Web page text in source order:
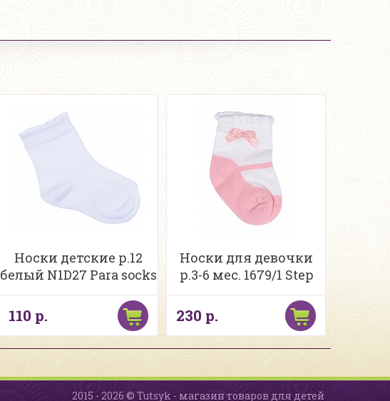
Носки детские р.12
белый N1D27 Para socks
110 р.
Носки для девочки
р.3-6 мес. 1679/1 Step
230 р.
2015 - 2026 © Tutsyk - магазин товаров для детей